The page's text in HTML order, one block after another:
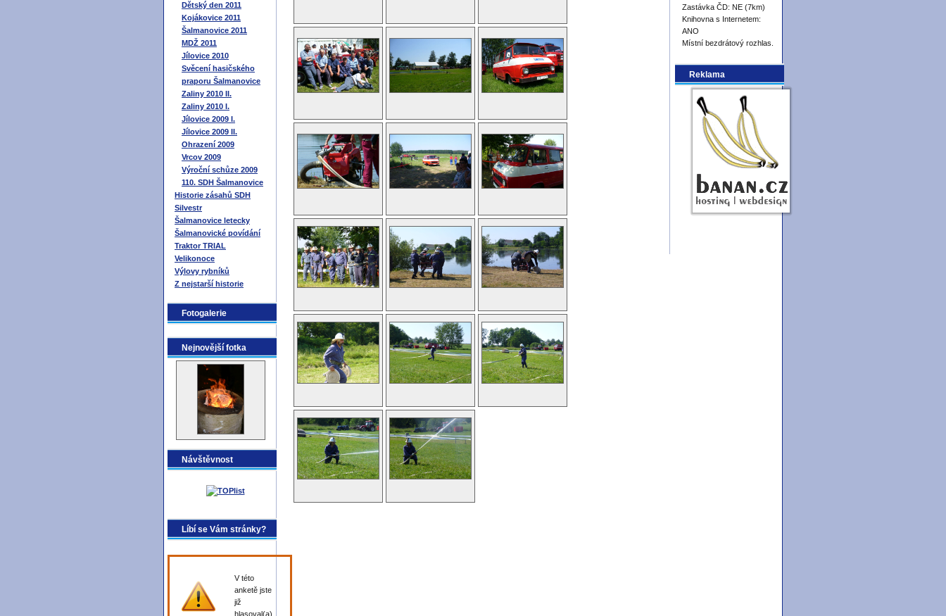
Dětský den 2011
Kojákovice 2011
Šalmanovice 2011
MDŽ 2011
Jílovice 2010
Svěcení hasičského
praporu Šalmanovice
Zaliny 2010 II.
Zaliny 2010 I.
Jílovice 2009 I.
Jílovice 2009 II.
Ohrazení 2009
Vrcov 2009
Výroční schůze 2009
110. SDH Šalmanovice
Historie zásahů SDH
Silvestr
Šalmanovice letecky
Šalmanovické povídání
Traktor TRIAL
Velikonoce
Výlovy rybníků
Z nejstarší historie
Fotogalerie
Nejnovější fotka
Návštěvnost
Líbí se Vám stránky?
V této
anketě jste
již
hlasoval(a).
Zastávka ČD: NE (7km)
Knihovna s Internetem:
ANO
Místní bezdrátový rozhlas.
Reklama